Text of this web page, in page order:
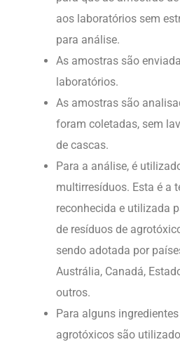
aos laboratórios sem
para análise.
As amostras são
laboratórios.
As amostras são
foram coletadas, sem
de cascas.
Para a análise, é
multirresíduos. Esta é a
reconhecida e utilizada
de resíduos de
sendo adotada por
Austrália, Canadá,
outros.
Para alguns
agrotóxicos são